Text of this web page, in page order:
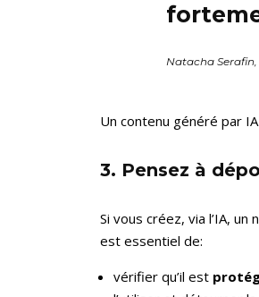
Natacha
Un contenu généré par
3. Pensez à
Si vous créez, via l’IA,
est essentiel de:
vérifier qu’il est